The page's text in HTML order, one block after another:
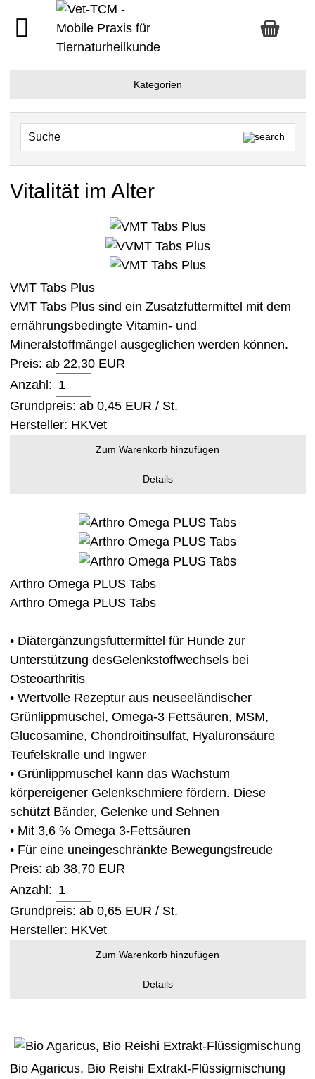
Kategorien
Vitalität im Alter
VMT Tabs Plus
VMT Tabs Plus sind ein Zusatzfuttermittel mit dem
ernährungsbedingte Vitamin- und
Mineralstoffmängel ausgeglichen werden können.
Preis: ab 22,30 EUR
Anzahl:
Grundpreis: ab 0,45 EUR / St.
Hersteller: HKVet
Zum Warenkorb hinzufügen
Details
Arthro Omega PLUS Tabs
Arthro Omega PLUS Tabs
• Diätergänzungsfuttermittel für Hunde zur
Unterstützung desGelenkstoffwechsels bei
Osteoarthritis
• Wertvolle Rezeptur aus neuseeländischer
Grünlippmuschel, Omega-3 Fettsäuren, MSM,
Glucosamine, Chondroitinsulfat, Hyaluronsäure
Teufelskralle und Ingwer
• Grünlippmuschel kann das Wachstum
körpereigener Gelenkschmiere fördern. Diese
schützt Bänder, Gelenke und Sehnen
• Mit 3,6 % Omega 3-Fettsäuren
• Für eine uneingeschränkte Bewegungsfreude
Preis: ab 38,70 EUR
Anzahl:
Grundpreis: ab 0,65 EUR / St.
Hersteller: HKVet
Zum Warenkorb hinzufügen
Details
Bio Agaricus, Bio Reishi Extrakt-Flüssigmischung